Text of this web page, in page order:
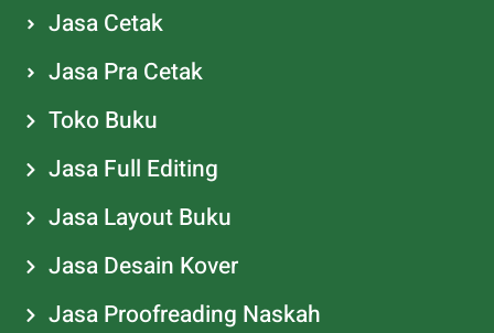
Jasa Cetak
Jasa Pra Cetak
Toko Buku
Jasa Full Editing
Jasa Layout Buku
Jasa Desain Kover
Jasa Proofreading Naskah